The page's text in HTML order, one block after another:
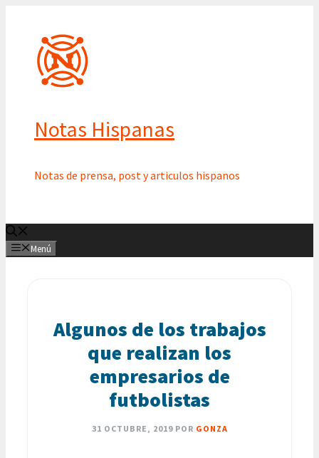
contenido
Notas Hispanas
Notas de prensa, post y articulos hispanos
Menú
Algunos de los trabajos
que realizan los
empresarios de
futbolistas
31 OCTUBRE, 2019 POR GONZA